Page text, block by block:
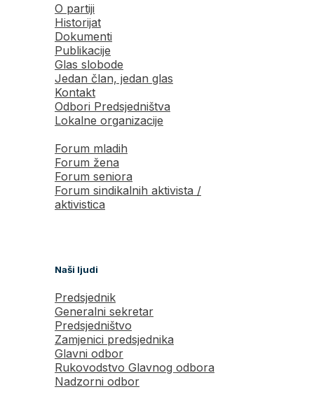
O partiji
Historijat
Dokumenti
Publikacije
Glas slobode
Jedan član, jedan glas
Kontakt
Odbori Predsjedništva
Lokalne organizacije
Forum mladih
Forum žena
Forum seniora
Forum sindikalnih aktivista /
aktivistica
Naši ljudi
Predsjednik
Generalni sekretar
Predsjedništvo
Zamjenici predsjednika
Glavni odbor
Rukovodstvo Glavnog odbora
Nadzorni odbor